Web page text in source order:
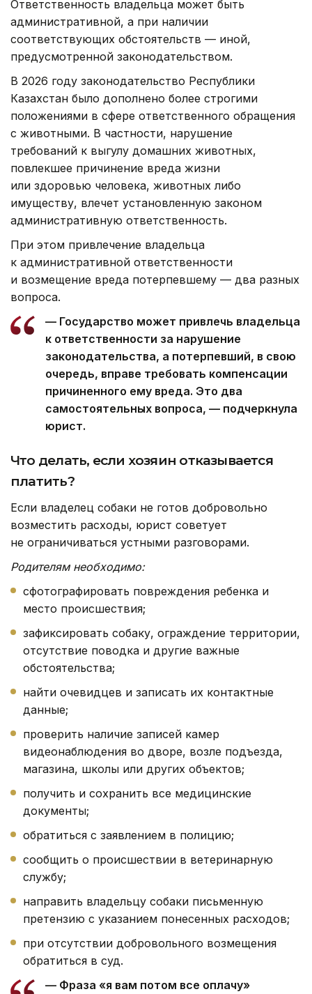
Ответственность владельца может быть
административной, а при наличии
соответствующих обстоятельств — иной,
предусмотренной законодательством.
В 2026 году законодательство Республики
Казахстан было дополнено более строгими
положениями в сфере ответственного обращения
с животными. В частности, нарушение
требований к выгулу домашних животных,
повлекшее причинение вреда жизни
или здоровью человека, животных либо
имуществу, влечет установленную законом
административную ответственность.
При этом привлечение владельца
к административной ответственности
и возмещение вреда потерпевшему — два разных
вопроса.
— Государство может привлечь владельца
к ответственности за нарушение
законодательства, а потерпевший, в свою
очередь, вправе требовать компенсации
причиненного ему вреда. Это два
самостоятельных вопроса, — подчеркнула
юрист.
Что делать, если хозяин отказывается
платить?
Если владелец собаки не готов добровольно
возместить расходы, юрист советует
не ограничиваться устными разговорами.
Родителям необходимо:
сфотографировать повреждения ребенка и
место происшествия;
зафиксировать собаку, ограждение территории,
отсутствие поводка и другие важные
обстоятельства;
найти очевидцев и записать их контактные
данные;
проверить наличие записей камер
видеонаблюдения во дворе, возле подъезда,
магазина, школы или других объектов;
получить и сохранить все медицинские
документы;
обратиться с заявлением в полицию;
сообщить о происшествии в ветеринарную
службу;
направить владельцу собаки письменную
претензию с указанием понесенных расходов;
при отсутствии добровольного возмещения
обратиться в суд.
— Фраза «я вам потом все оплачу»